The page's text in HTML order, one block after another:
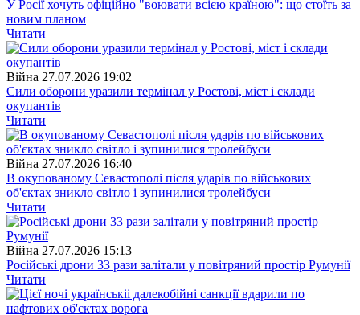
У Росії хочуть офіційно "воювати всією країною": що стоїть за
новим планом
Читати
Війна 27.07.2026 19:02
Сили оборони уразили термінал у Ростові, міст і склади
окупантів
Читати
Війна 27.07.2026 16:40
В окупованому Севастополі після ударів по військових
об'єктах зникло світло і зупинилися тролейбуси
Читати
Війна 27.07.2026 15:13
Російські дрони 33 рази залітали у повітряний простір Румунії
Читати